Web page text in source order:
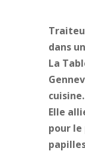
dans
La
cuisine.
Elle
pour le